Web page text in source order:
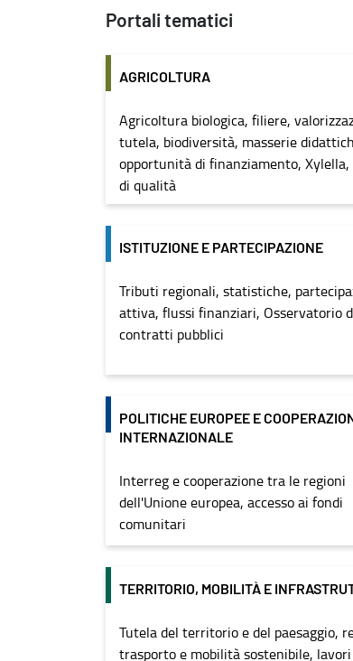
Portali tematici
AGRICOLTURA
Agricoltura biologica, filiere,
tutela, biodiversità, masserie
opportunità di finanziamento, Xylella,
di qualità
ISTITUZIONE E PARTECIPAZIONE
Tributi regionali, statistiche,
attiva, flussi finanziari, Osservatorio
contratti pubblici
POLITICHE EUROPEE E
INTERNAZIONALE
Interreg e cooperazione tra le regioni
dell'Unione europea, accesso ai fondi
comunitari
TERRITORIO, MOBILITÀ E
Tutela del territorio e del paesaggio,
trasporto e mobilità sostenibile, lavori